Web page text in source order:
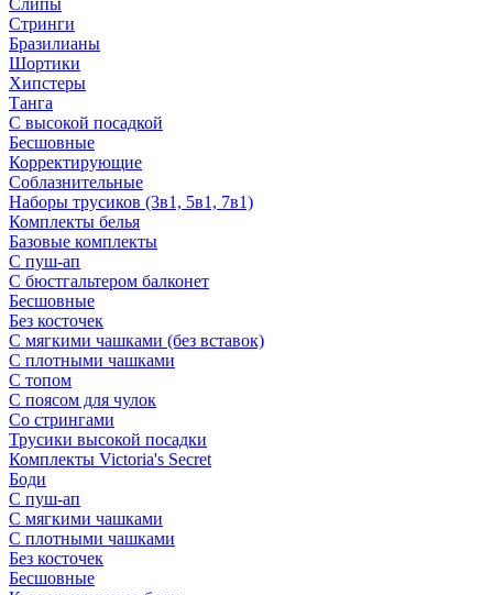
Стринги
Бразилианы
Шортики
Хипстеры
Танга
С высокой посадкой
Бесшовные
Корректирующие
Соблазнительные
Наборы трусиков (3в1, 5в1, 7в1)
Комплекты белья
Базовые комплекты
С пуш-ап
С бюстгальтером балконет
Бесшовные
Без косточек
С мягкими чашками (без вставок)
С плотными чашками
С топом
С поясом для чулок
Со стрингами
Трусики высокой посадки
Комплекты Victoria's Secret
Боди
С пуш-ап
С мягкими чашками
С плотными чашками
Без косточек
Бесшовные